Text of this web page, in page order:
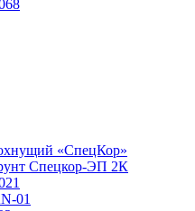
«СпецКор»
Спецкор-ЭП 2К
01